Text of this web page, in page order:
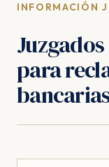
INFORMACIÓN
para